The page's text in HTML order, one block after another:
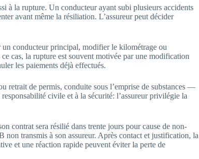
à la rupture. Un conducteur ayant subi plusieurs accidents
avant même la résiliation. L’assureur peut décider
un conducteur principal, modifier le kilométrage ou
cas, la rupture est souvent motivée par une modification
les paiements déjà effectués.
retrait de permis, conduite sous l’emprise de substances —
civile et à la sécurité: l’assureur privilégie la
contrat sera résilié dans trente jours pour cause de non-
transmis à son assureur. Après contact et justification, la
et une réaction rapide peuvent éviter la perte de